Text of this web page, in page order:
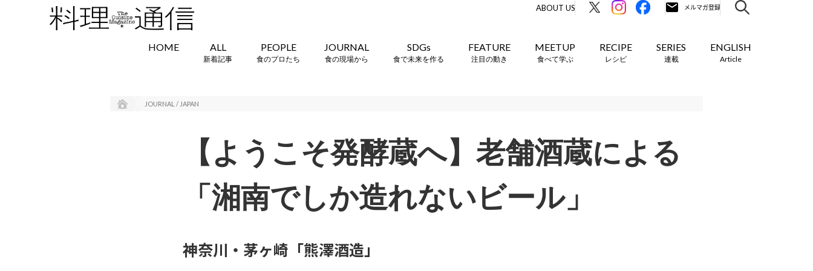
ABOUT US
HOME ALL
新着記事
PEOPLE
食のプロたち
JOURNAL
食の現場から
SDGs
食で未来を作る
FEATURE
注目の動き
MEETUP
食べて学ぶ
RECIPE
レシピ
SERIES
連載
ENGLISH
Article
JOURNAL / JAPAN
【ようこそ発酵蔵へ】老舗酒蔵による
「湘南でしか造れないビール」
神奈川・茅ヶ崎「熊澤酒造」